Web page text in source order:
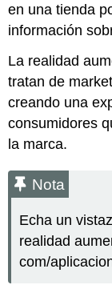
en una tienda
información
La realidad
tratan de
creando una
consumidores
la marca.
Nota
Echa un
realidad
com/